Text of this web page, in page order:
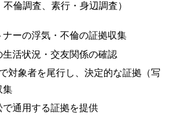
倫調査、素行・身辺調査）
ーの浮気・不倫の証拠収集
活状況・交友関係の確認
対象者を尾行し、決定的な証拠（写
集
で通用する証拠を提供